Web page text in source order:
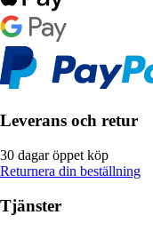
Leverans och retur
30 dagar öppet köp
Returnera din beställning
Tjänster